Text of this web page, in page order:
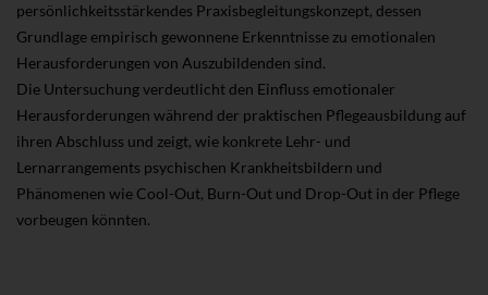
persönlichkeitsstärkendes Praxisbegleitungskonzept, dessen
Grundlage empirisch gewonnene Erkenntnisse zu emotionalen
Herausforderungen von Auszubildenden sind.
Die Untersuchung verdeutlicht den Einfluss emotionaler
Herausforderungen während der praktischen Pflegeausbildung auf
ihren Abschluss und zeigt, wie konkrete Lehr- und
Lernarrangements psychischen Krankheitsbildern und
Phänomenen wie Cool-Out, Burn-Out und Drop-Out in der Pflege
vorbeugen könnten.